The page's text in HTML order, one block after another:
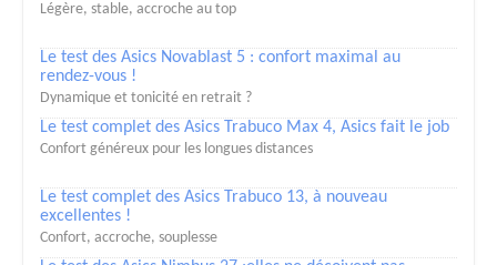
Légère, stable, accroche au top
Le test des Asics Novablast 5 : confort maximal au
rendez-vous !
Dynamique et tonicité en retrait ?
Le test complet des Asics Trabuco Max 4, Asics fait le job
Confort généreux pour les longues distances
Le test complet des Asics Trabuco 13, à nouveau
excellentes !
Confort, accroche, souplesse